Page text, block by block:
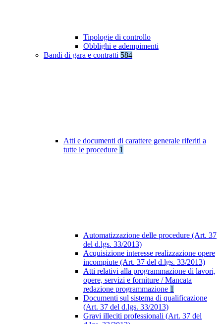
Tipologie di controllo
Obblighi e adempimenti
Bandi di gara e contratti 584
Atti e documenti di carattere generale riferiti a
tutte le procedure 1
Automatizzazione delle procedure (Art. 37
del d.lgs. 33/2013)
Acquisizione interesse realizzazione opere
incompiute (Art. 37 del d.lgs. 33/2013)
Atti relativi alla programmazione di lavori,
opere, servizi e forniture / Mancata
redazione programmazione 1
Documenti sul sistema di qualificazione
(Art. 37 del d.lgs. 33/2013)
Gravi illeciti professionali (Art. 37 del